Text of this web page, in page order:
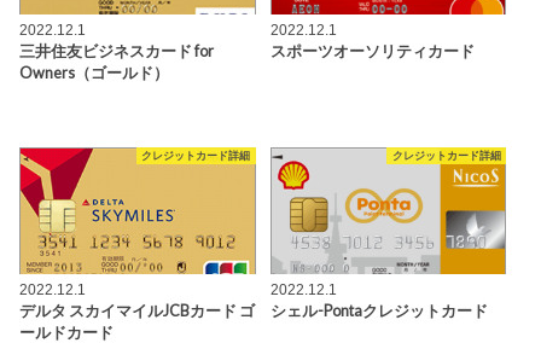
2022.12.1
三井住友ビジネスカード for
Owners（ゴールド）
2022.12.1
スポーツオーソリティカード
クレジットカード詳細
2022.12.1
デルタ スカイマイルJCBカード ゴ
ールドカード
クレジットカード詳細
2022.12.1
シェル-Pontaクレジットカード